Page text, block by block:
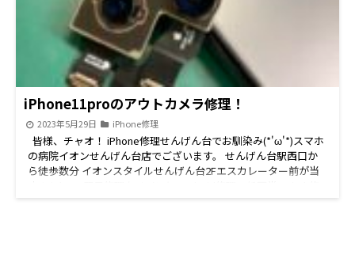
iPhone11proのアウトカメラ修理！
2023年5月29日 iPhone修理
皆様、チャオ！ iPhone修理せんげん台でお馴染み(*'ω'*)スマホ
の病院イオンせんげん台店でございます。 せんげん台駅西口か
ら徒歩数分 イオンスタイルせんげん台2Fエスカレーター前が当